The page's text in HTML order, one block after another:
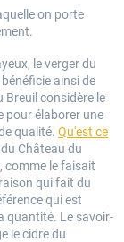
on porte
le verger du
bénéficie ainsi de
Breuil considère le
pour élaborer une
qualité.Qu'est ce
Château du
comme le faisait
qui fait du
qui est
quantité. Le savoir-
le cidre du